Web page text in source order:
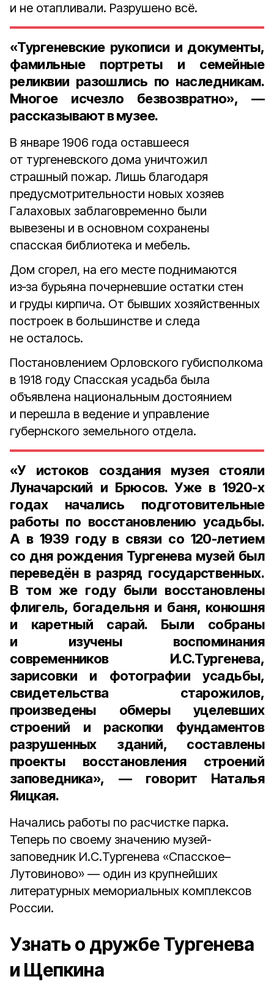
и не отапливали. Разрушено всё.
«Тургеневские рукописи и документы,
фамильные портреты и семейные
реликвии разошлись по наследникам.
Многое исчезло безвозвратно», —
рассказывают в музее.
В январе 1906 года оставшееся
от тургеневского дома уничтожил
страшный пожар. Лишь благодаря
предусмотрительности новых хозяев
Галаховых заблаговременно были
вывезены и в основном сохранены
спасская библиотека и мебель.
Дом сгорел, на его месте поднимаются
из‑за бурьяна почерневшие остатки стен
и груды кирпича. От бывших хозяйственных
построек в большинстве и следа
не осталось.
Постановлением Орловского губисполкома
в 1918 году Спасская усадьба была
объявлена национальным достоянием
и перешла в ведение и управление
губернского земельного отдела.
«У истоков создания музея стояли
Луначарский и Брюсов. Уже в 1920-х
годах начались подготовительные
работы по восстановлению усадьбы.
А в 1939 году в связи со 120-летием
со дня рождения Тургенева музей был
переведён в разряд государственных.
В том же году были восстановлены
флигель, богадельня и баня, конюшня
и каретный сарай. Были собраны
и изучены воспоминания
современников И.С.Тургенева,
зарисовки и фотографии усадьбы,
свидетельства старожилов,
произведены обмеры уцелевших
строений и раскопки фундаментов
разрушенных зданий, составлены
проекты восстановления строений
заповедника», — говорит Наталья
Яицкая.
Начались работы по расчистке парка.
Теперь по своему значению музей-
заповедник И.С.Тургенева «Спасское–
Лутовиново» — один из крупнейших
литературных мемориальных комплексов
России.
Узнать о дружбе Тургенева
и Щепкина